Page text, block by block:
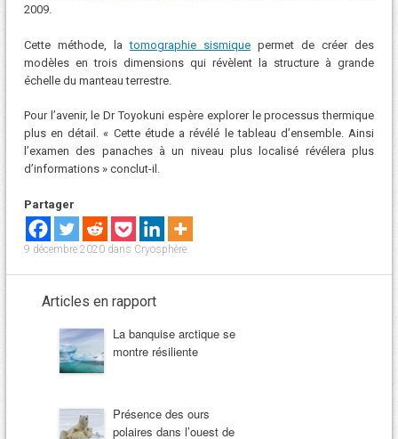
2009.
Cette méthode, latomographie sismique permet de créer des
modèles en trois dimensions qui révèlent la structure à grande
échelle du manteau terrestre.
Pour l’avenir, le Dr Toyokuni espère explorer le processus thermique
plus en détail. « Cette étude a révélé le tableau d’ensemble. Ainsi
l’examen des panaches à un niveau plus localisé révélera plus
d’informations » conclut-il.
Partager
9 décembre 2020dans Cryosphère.
Articles en rapport
La banquise arctique se
montre résiliente
Présence des ours
polaires dans l’ouest de